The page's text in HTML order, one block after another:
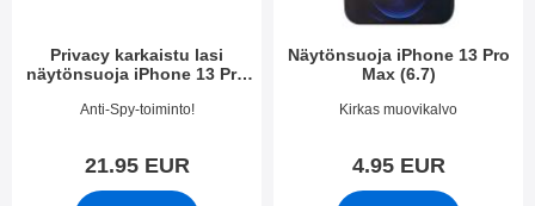
Privacy karkaistu lasi
näytönsuoja iPhone 13 Pro
Tuote.nro 50498
Anti-Spy-toiminto!
21.95 EUR
Näytönsuoja iPhone 13 Pro
Max (6.7)
Tuote.nro 41899
Kirkas muovikalvo
4.95 EUR